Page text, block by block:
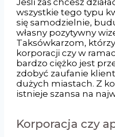
wszystkie tego typu
się samodzielnie,
własny pozytywny
Taksówkarzom,
korporacji czy w
bardzo ciężko jest
zdobyć zaufanie
dużych miastach. Z
istnieje szansa na
Korporacja czy